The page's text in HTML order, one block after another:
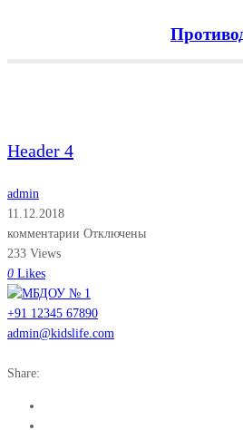
Header 4
admin
11.12.2018
комментарии Отключены
233 Views
0 Likes
+91 12345 67890
admin@kidslife.com
Share: